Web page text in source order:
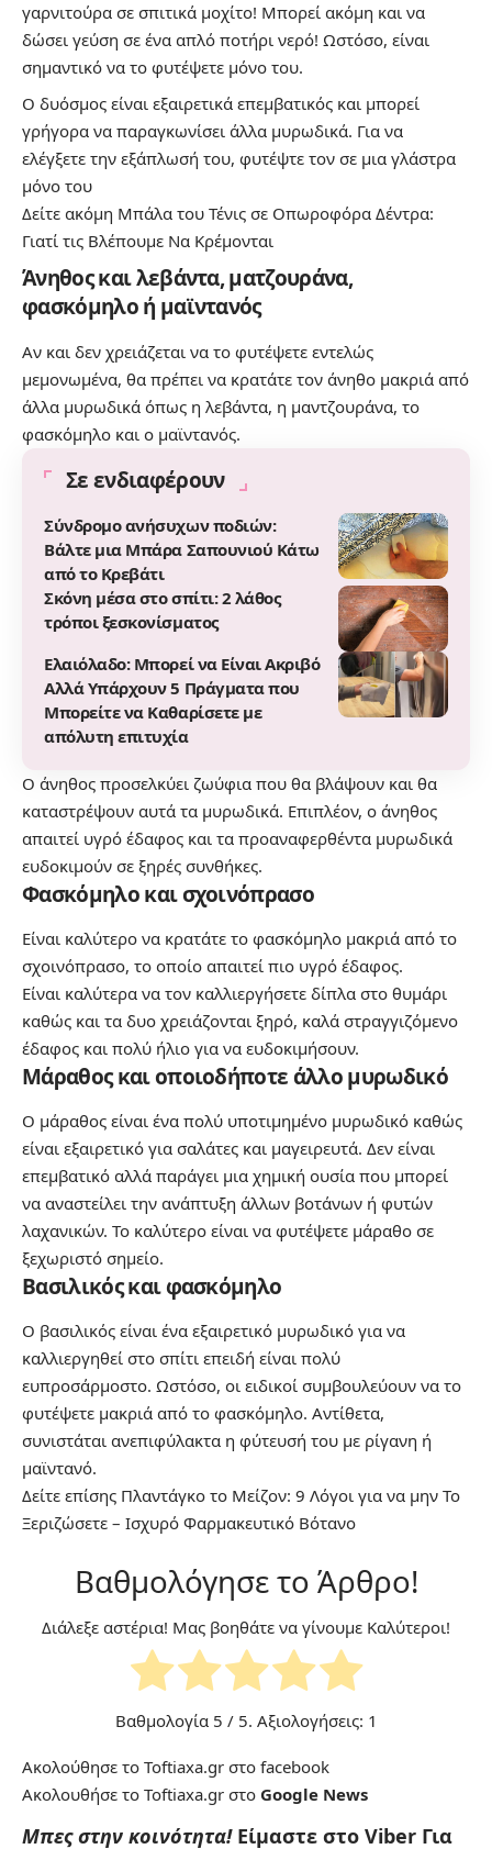
γαρνιτούρα σε σπιτικά μοχίτο! Μπορεί ακόμη και να
δώσει γεύση σε ένα απλό ποτήρι νερό! Ωστόσο, είναι
σημαντικό να το φυτέψετε μόνο του.
Ο δυόσμος είναι εξαιρετικά επεμβατικός και μπορεί
γρήγορα να παραγκωνίσει άλλα μυρωδικά. Για να
ελέγξετε την εξάπλωσή του, φυτέψτε τον σε μια γλάστρα
μόνο του
Δείτε ακόμη Μπάλα του Τένις σε Οπωροφόρα Δέντρα:
Γιατί τις Βλέπουμε Να Κρέμονται
Άνηθος και λεβάντα, ματζουράνα,
φασκόμηλο ή μαϊντανός
Αν και δεν χρειάζεται να το φυτέψετε εντελώς
μεμονωμένα, θα πρέπει να κρατάτε τον άνηθο μακριά από
άλλα μυρωδικά όπως η λεβάντα, η μαντζουράνα, το
φασκόμηλο και ο μαϊντανός.
Σε ενδιαφέρουν
Σύνδρομο ανήσυχων ποδιών:
Βάλτε μια Μπάρα Σαπουνιού Κάτω
από το Κρεβάτι
Σκόνη μέσα στο σπίτι: 2 λάθος
τρόποι ξεσκονίσματος
Ελαιόλαδο: Μπορεί να Είναι Ακριβό
Αλλά Υπάρχουν 5 Πράγματα που
Μπορείτε να Καθαρίσετε με
απόλυτη επιτυχία
Ο άνηθος προσελκύει ζωύφια που θα βλάψουν και θα
καταστρέψουν αυτά τα μυρωδικά. Επιπλέον, ο άνηθος
απαιτεί υγρό έδαφος και τα προαναφερθέντα μυρωδικά
ευδοκιμούν σε ξηρές συνθήκες.
Φασκόμηλο και σχοινόπρασο
Είναι καλύτερο να κρατάτε το φασκόμηλο μακριά από το
σχοινόπρασο, το οποίο απαιτεί πιο υγρό έδαφος.
Είναι καλύτερα να τον καλλιεργήσετε δίπλα στο θυμάρι
καθώς και τα δυο χρειάζονται ξηρό, καλά στραγγιζόμενο
έδαφος και πολύ ήλιο για να ευδοκιμήσουν.
Μάραθος και οποιοδήποτε άλλο μυρωδικό
Ο μάραθος είναι ένα πολύ υποτιμημένο μυρωδικό καθώς
είναι εξαιρετικό για σαλάτες και μαγειρευτά. Δεν είναι
επεμβατικό αλλά παράγει μια χημική ουσία που μπορεί
να αναστείλει την ανάπτυξη άλλων βοτάνων ή φυτών
λαχανικών. Το καλύτερο είναι να φυτέψετε μάραθο σε
ξεχωριστό σημείο.
Βασιλικός και φασκόμηλο
Ο βασιλικός είναι ένα εξαιρετικό μυρωδικό για να
καλλιεργηθεί στο σπίτι επειδή είναι πολύ
ευπροσάρμοστο. Ωστόσο, οι ειδικοί συμβουλεύουν να το
φυτέψετε μακριά από το φασκόμηλο. Αντίθετα,
συνιστάται ανεπιφύλακτα η φύτευσή του με ρίγανη ή
μαϊντανό.
Δείτε επίσης Πλαντάγκο το Μείζον: 9 Λόγοι για να μην Το
Ξεριζώσετε – Ισχυρό Φαρμακευτικό Βότανο
Βαθμολόγησε το Άρθρο!
Διάλεξε αστέρια! Μας βοηθάτε να γίνουμε Καλύτεροι!
Βαθμολογία 5 / 5. Αξιολογήσεις: 1
Ακολούθησε το Toftiaxa.gr στο facebook
Ακολουθήσε το Toftiaxa.gr στο Google News
Μπες στην κοινότητα! Είμαστε στο Viber Για